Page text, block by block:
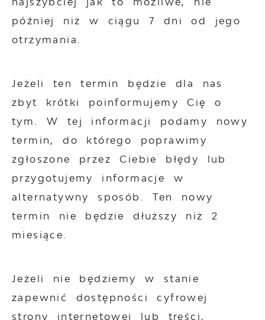
później niż w ciągu 7 dni od jego
otrzymania.
Jeżeli ten termin będzie dla nas
zbyt krótki poinformujemy Cię o
tym. W tej informacji podamy nowy
termin, do którego poprawimy
zgłoszone przez Ciebie błędy lub
przygotujemy informacje w
alternatywny sposób. Ten nowy
termin nie będzie dłuższy niż 2
miesiące.
Jeżeli nie będziemy w stanie
zapewnić dostępności cyfrowej
strony internetowej lub treści,